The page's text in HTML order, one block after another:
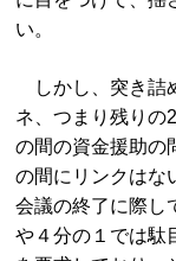
い。
しかし、突き詰
ネ、つまり残りの
の間の資金援助の
の間にリンクはな
会議の終了に際し
や４分の１では駄